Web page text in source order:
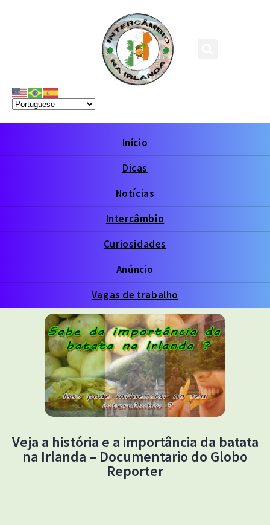
Início
Dicas
Notícias
Intercâmbio
Curiosidades
Anúncio
Vagas de trabalho
Veja a história e a importância da batata
na Irlanda – Documentario do Globo
Reporter